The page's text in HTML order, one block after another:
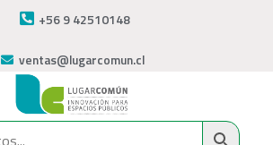
+56 9 42510148
ventas@lugarcomun.cl